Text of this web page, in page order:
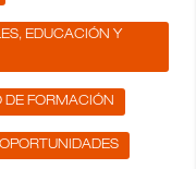
EDUCACIÓN Y
DE FORMACIÓN
OPORTUNIDADES